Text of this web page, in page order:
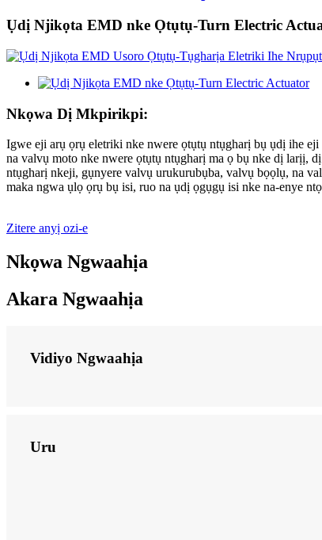
Ụdị Njikọta EMD nke Ọtụtụ-Turn Electric
Nkọwa Dị Mkpirikpi:
Igwe eji arụ ọrụ eletriki nke nwere ọtụtụ ntụgharị bụ ụdị ihe
na valvụ moto nke nwere ọtụtụ ntụgharị ma ọ bụ nke dị larịị,
ntụgharị nkeji, gụnyere valvụ urukurubụba, valvụ bọọlụ, na
maka ngwa ụlọ ọrụ bụ isi, ruo na ụdị ọgụgụ isi nke na-enye
Zitere anyị ozi-e
Nkọwa Ngwaahịa
Akara Ngwaahịa
Vidiyo Ngwaahịa
Uru